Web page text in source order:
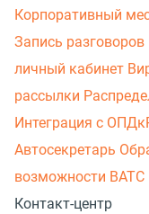
Корпоративный
Запись разговоров
личный кабинет
рассылки
Интеграция с
Автосекретарь
возможности ВАТС
Контакт-центр